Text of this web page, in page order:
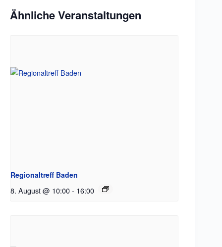
Ähnliche Veranstaltungen
Regionaltreff Baden
8. August @ 10:00- 16:00